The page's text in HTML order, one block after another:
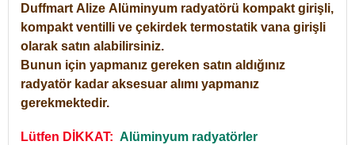
Duffmart Alize Alüminyum radyatörü kompakt girişli,
kompakt ventilli ve çekirdek termostatik vana girişli
olarak satın alabilirsiniz.
Bunun için yapmanız gereken satın aldığınız
radyatör kadar aksesuar alımı yapmanız
gerekmektedir.
Lütfen DİKKAT: Alüminyum radyatörler